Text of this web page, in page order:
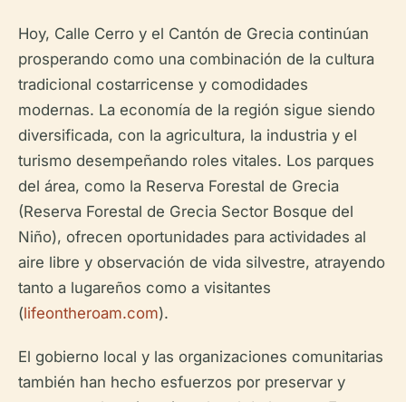
Hoy, Calle Cerro y el Cantón de Grecia continúan
prosperando como una combinación de la cultura
tradicional costarricense y comodidades
modernas. La economía de la región sigue siendo
diversificada, con la agricultura, la industria y el
turismo desempeñando roles vitales. Los parques
del área, como la Reserva Forestal de Grecia
(Reserva Forestal de Grecia Sector Bosque del
Niño), ofrecen oportunidades para actividades al
aire libre y observación de vida silvestre, atrayendo
tanto a lugareños como a visitantes
(lifeontheroam.com).
El gobierno local y las organizaciones comunitarias
también han hecho esfuerzos por preservar y